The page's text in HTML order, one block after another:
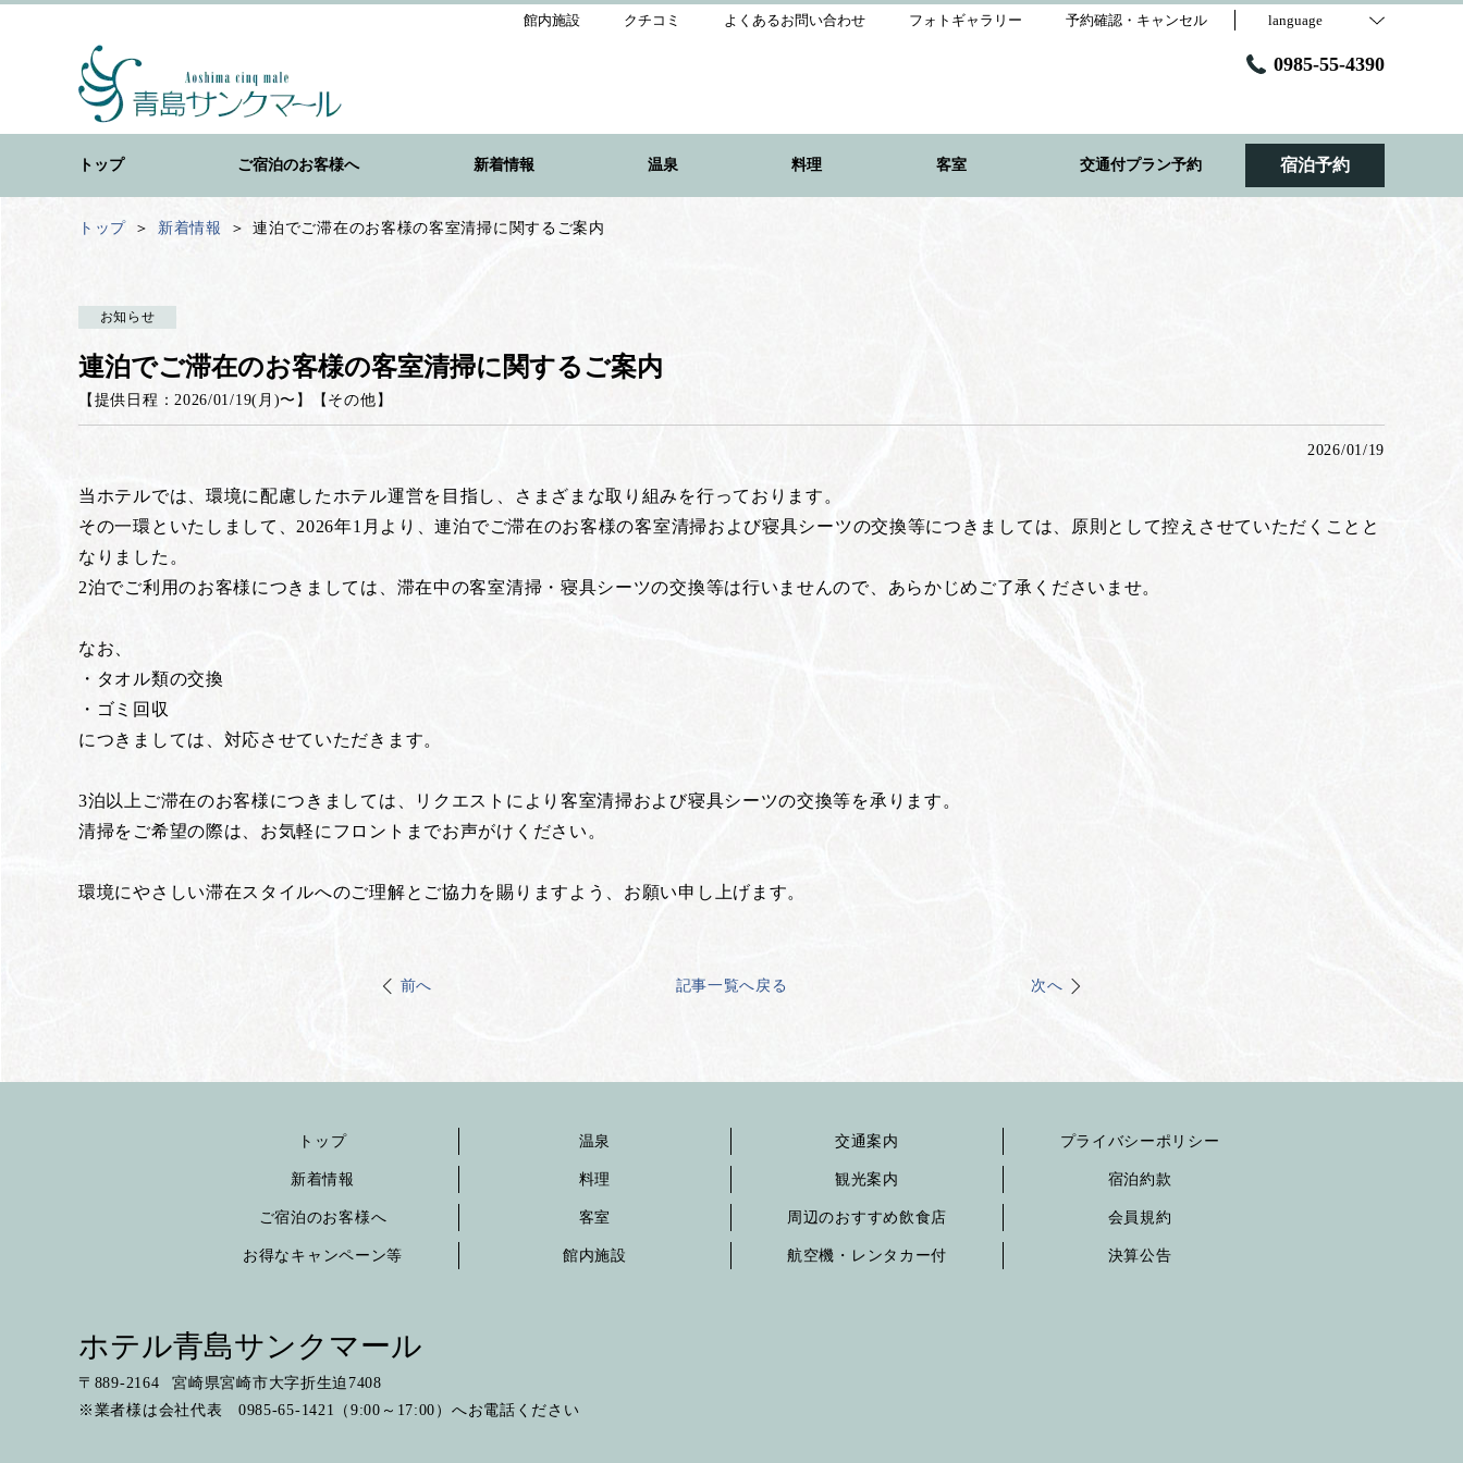
館内施設 クチコミ よくあるお問い合わせ フォトギャラリー 予約確認・キャンセル language
0985-55-4390
トップ ご宿泊のお客様へ 新着情報 温泉 料理 客室 交通付プラン予約 宿泊予約
トップ 新着情報 連泊でご滞在のお客様の客室清掃に関するご案内
お知らせ
連泊でご滞在のお客様の客室清掃に関するご案内
【提供日程：2026/01/19(月)〜】 【 その他 】
2026/01/19
当ホテルでは、環境に配慮したホテル運営を目指し、さまざまな取り組みを行っております。
その一環といたしまして、2026年1月より、連泊でご滞在のお客様の客室清掃および寝具シーツの交換等につきましては、原則として控えさせていただくことと
なりました。
2泊でご利用のお客様につきましては、滞在中の客室清掃・寝具シーツの交換等は行いませんので、あらかじめご了承くださいませ。
なお、
・タオル類の交換
・ゴミ回収
につきましては、対応させていただきます。
3泊以上ご滞在のお客様につきましては、リクエストにより客室清掃および寝具シーツの交換等を承ります。
清掃をご希望の際は、お気軽にフロントまでお声がけください。
環境にやさしい滞在スタイルへのご理解とご協力を賜りますよう、お願い申し上げます。
前へ 記事一覧へ戻る 次へ
トップ
新着情報
ご宿泊のお客様へ
お得なキャンペーン等
温泉
料理
客室
館内施設
交通案内
観光案内
周辺のおすすめ飲食店
航空機・レンタカー付
プライバシーポリシー
宿泊約款
会員規約
決算公告
ホテル青島サンクマール
〒 889-2164
宮崎県宮崎市大字折生迫7408
※業者様は会社代表 0985-65-1421（9:00～17:00）へお電話ください